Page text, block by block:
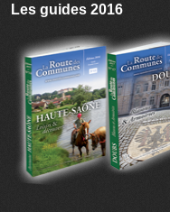
Les guides 2016